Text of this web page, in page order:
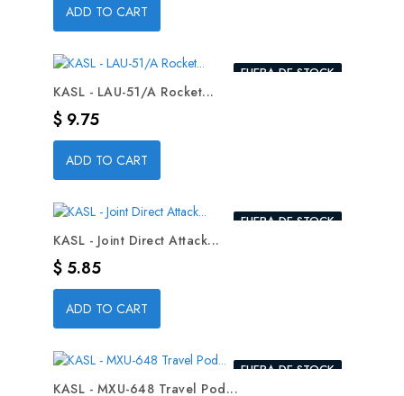
ADD TO CART
FUERA DE STOCK
KASL - LAU-51/A Rocket...
Precio
$ 9.75
ADD TO CART
FUERA DE STOCK
KASL - Joint Direct Attack...
Precio
$ 5.85
ADD TO CART
FUERA DE STOCK
KASL - MXU-648 Travel Pod...